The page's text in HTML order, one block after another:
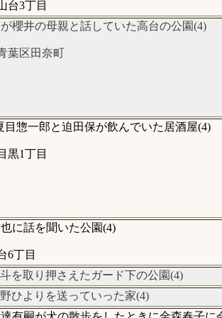
台3丁目
櫻井の母親と話していた高台の公園(4)
葉区田奈町
惣一郎と迫田保が飲んでいた居酒屋(4)
黒1丁目
に話を聞いた公園(4)
6丁目
を取り押さえたガード下の公園(4)
ひよりを送っていった家(4)